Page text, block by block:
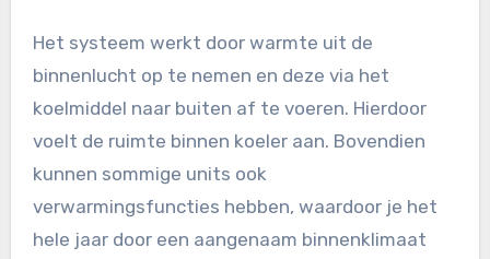
Het systeem werkt door warmte uit de
binnenlucht op te nemen en deze via het
koelmiddel naar buiten af te voeren. Hierdoor
voelt de ruimte binnen koeler aan. Bovendien
kunnen sommige units ook
verwarmingsfuncties hebben, waardoor je het
hele jaar door een aangenaam binnenklimaat